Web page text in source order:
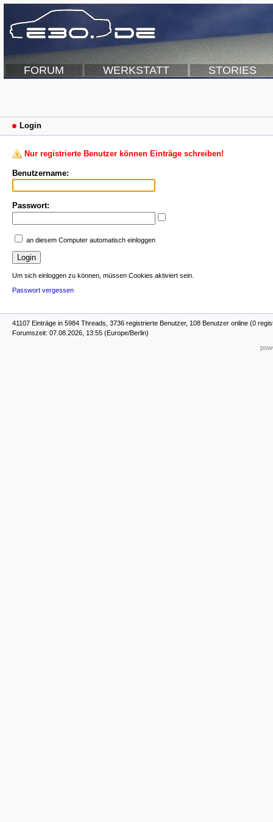
FORUM WERKSTATT STORIES
Login
Nur registrierte Benutzer können Einträge schreiben!
Benutzername:
Passwort:
an diesem Computer automatisch einloggen
Um sich einloggen zu können, müssen Cookies aktiviert sein.
Passwort vergessen
41107 Einträge in 5984 Threads, 3736 registrierte Benutzer, 108 Benutzer online (0
Forumszeit: 07.08.2026, 13:55 (Europe/Berlin)